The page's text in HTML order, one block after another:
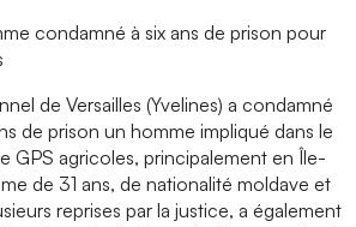
condamné à six ans de prison pour
de Versailles (Yvelines) a condamné
de prison un homme impliqué dans le
GPS agricoles, principalement en Île-
de 31 ans, de nationalité moldave et
reprises par la justice, a également